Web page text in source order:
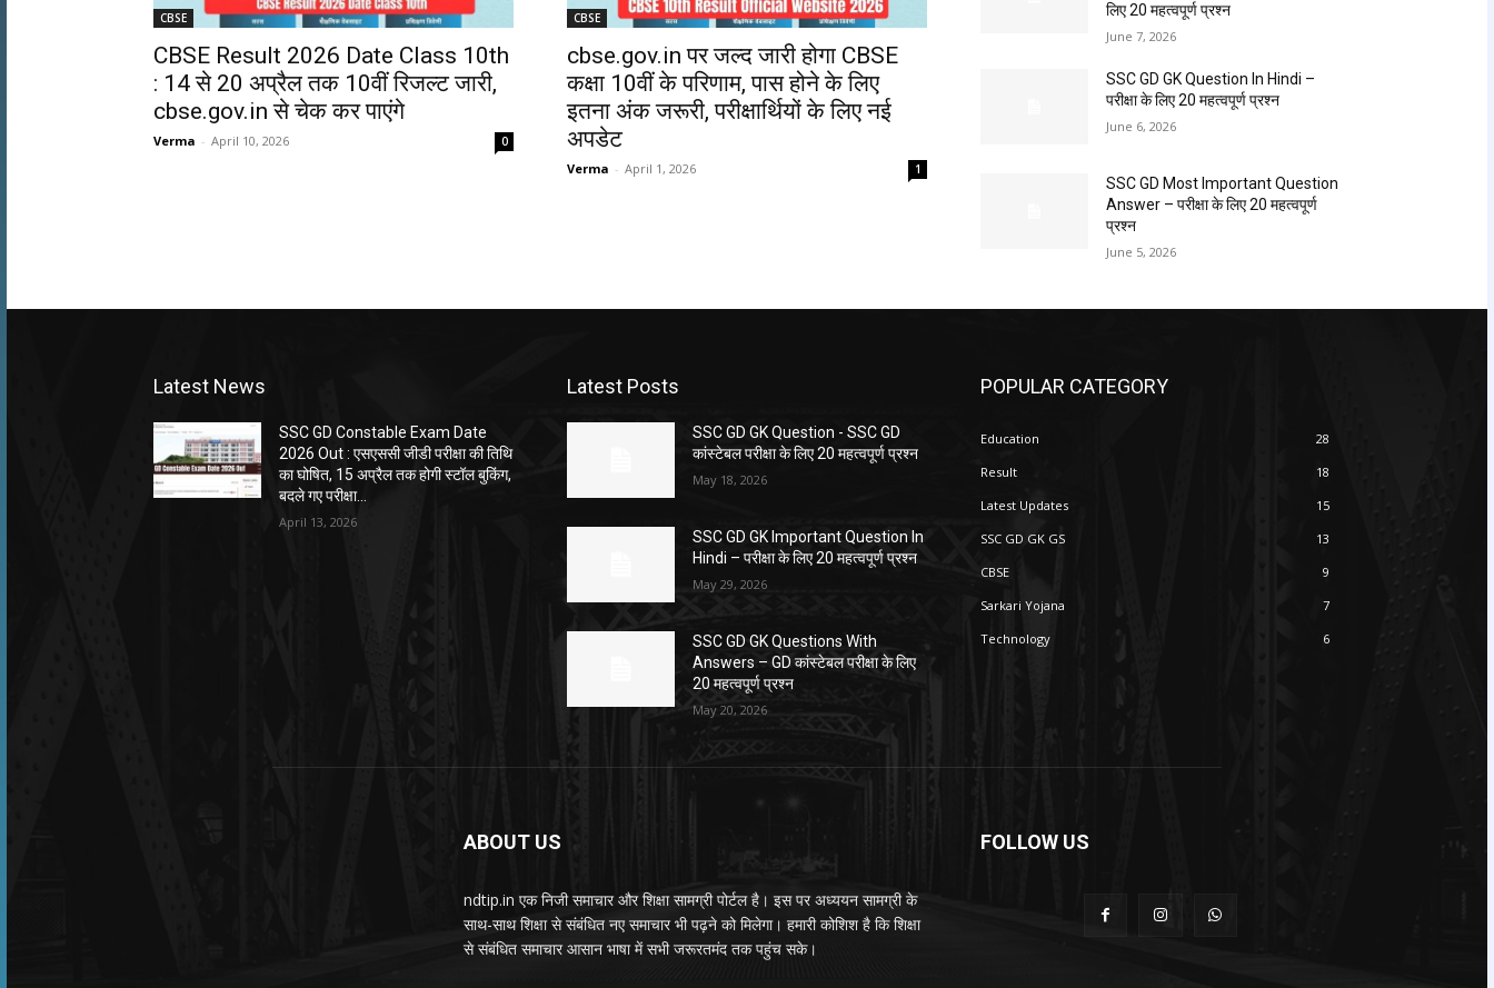
CBSE
CBSE Result 2026 Date Class 10th
: 14 से 20 अप्रैल तक 10वीं रिजल्ट जारी,
cbse.gov.in से चेक कर पाएंगे
Verma - April 10, 2026 0
CBSE
cbse.gov.in पर जल्द जारी होगा CBSE
कक्षा 10वीं के परिणाम, पास होने के लिए
इतना अंक जरूरी, परीक्षार्थियों के लिए नई
अपडेट
Verma - April 1, 2026 1
लिए 20 महत्वपूर्ण प्रश्न
June 7, 2026
SSC GD GK Question In Hindi​ –
परीक्षा के लिए 20 महत्वपूर्ण प्रश्न
June 6, 2026
SSC GD Most Important Question
Answer – परीक्षा के लिए 20 महत्वपूर्ण
प्रश्न
June 5, 2026
Latest News
SSC GD Constable Exam Date
2026 Out : एसएससी जीडी परीक्षा की तिथि
का घोषित, 15 अप्रैल तक होगी स्टॉल बुकिंग,
बदले गए परीक्षा...
April 13, 2026
Latest Posts
SSC GD GK Question ​- SSC GD
कांस्टेबल परीक्षा के लिए 20 महत्वपूर्ण प्रश्न
May 18, 2026
SSC GD GK Important Question In
Hindi – परीक्षा के लिए 20 महत्वपूर्ण प्रश्न
May 29, 2026
SSC GD GK Questions With
Answers – GD कांस्टेबल परीक्षा के लिए
20 महत्वपूर्ण प्रश्न
May 20, 2026
POPULAR CATEGORY
Education
28
Result
18
Latest Updates
15
SSC GD GK GS
13
CBSE
9
Sarkari Yojana
7
Technology
6
ABOUT US
ndtip.in एक निजी समाचार और शिक्षा सामग्री पोर्टल है। इस पर अध्ययन सामग्री के
साथ-साथ शिक्षा से संबंधित नए समाचार भी पढ़ने को मिलेगा। हमारी कोशिश है कि शिक्षा
से संबंधित समाचार आसान भाषा में सभी जरूरतमंद तक पहुंच सके।
FOLLOW US